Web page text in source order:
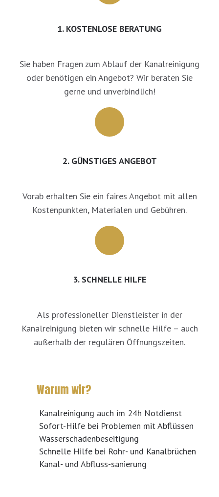
1. KOSTENLOSE BERATUNG
Sie haben Fragen zum Ablauf der Kanalreinigung
oder benötigen ein Angebot? Wir beraten Sie
gerne und unverbindlich!
2. GÜNSTIGES ANGEBOT
Vorab erhalten Sie ein faires Angebot mit allen
Kostenpunkten, Materialen und Gebühren.
3. SCHNELLE HILFE
Als professioneller Dienstleister in der
Kanalreinigung bieten wir schnelle Hilfe – auch
außerhalb der regulären Öffnungszeiten.
Warum wir?
Kanalreinigung auch im 24h Notdienst
Sofort-Hilfe bei Problemen mit Abflüssen
Wasserschadenbeseitigung
Schnelle Hilfe bei Rohr- und Kanalbrüchen
Kanal- und Abfluss-sanierung